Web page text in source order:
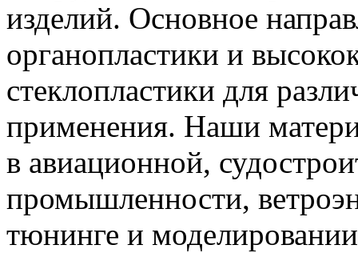
изделий. Основное
органопластики и
стеклопластики для
применения. Наши
в авиационной,
промышленности,
тюнинге и